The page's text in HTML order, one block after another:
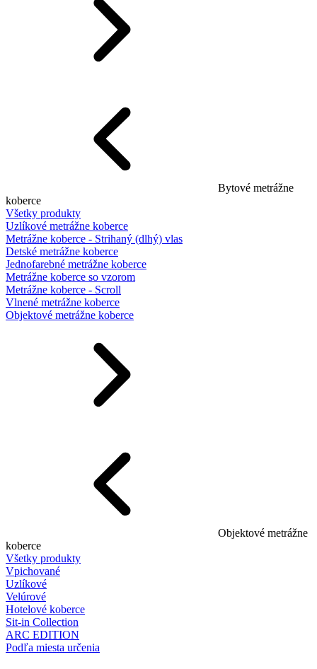
Bytové metrážne
koberce
Všetky produkty
Uzlíkové metrážne koberce
Metrážne koberce - Strihaný (dlhý) vlas
Detské metrážne koberce
Jednofarebné metrážne koberce
Metrážne koberce so vzorom
Metrážne koberce - Scroll
Vlnené metrážne koberce
Objektové metrážne koberce
Objektové metrážne
koberce
Všetky produkty
Vpichované
Uzlíkové
Velúrové
Hotelové koberce
Sit-in Collection
ARC EDITION
Podľa miesta určenia